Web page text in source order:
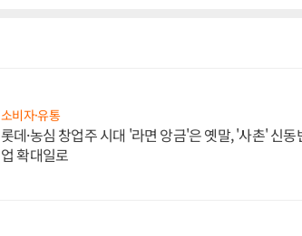
소비자·유통
롯데·농심 창업주 시대 '라면 앙금'은 옛말, '사촌' 신동
업 확대일로